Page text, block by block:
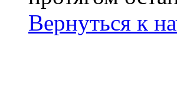
Вернуться к